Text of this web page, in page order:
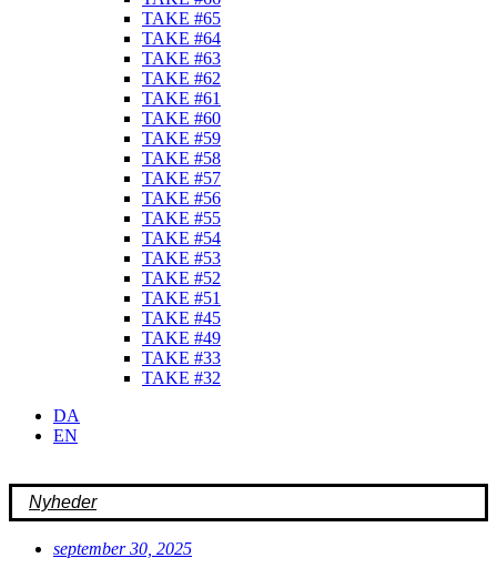
TAKE #65
TAKE #64
TAKE #63
TAKE #62
TAKE #61
TAKE #60
TAKE #59
TAKE #58
TAKE #57
TAKE #56
TAKE #55
TAKE #54
TAKE #53
TAKE #52
TAKE #51
TAKE #45
TAKE #49
TAKE #33
TAKE #32
DA
EN
Nyheder
september 30, 2025